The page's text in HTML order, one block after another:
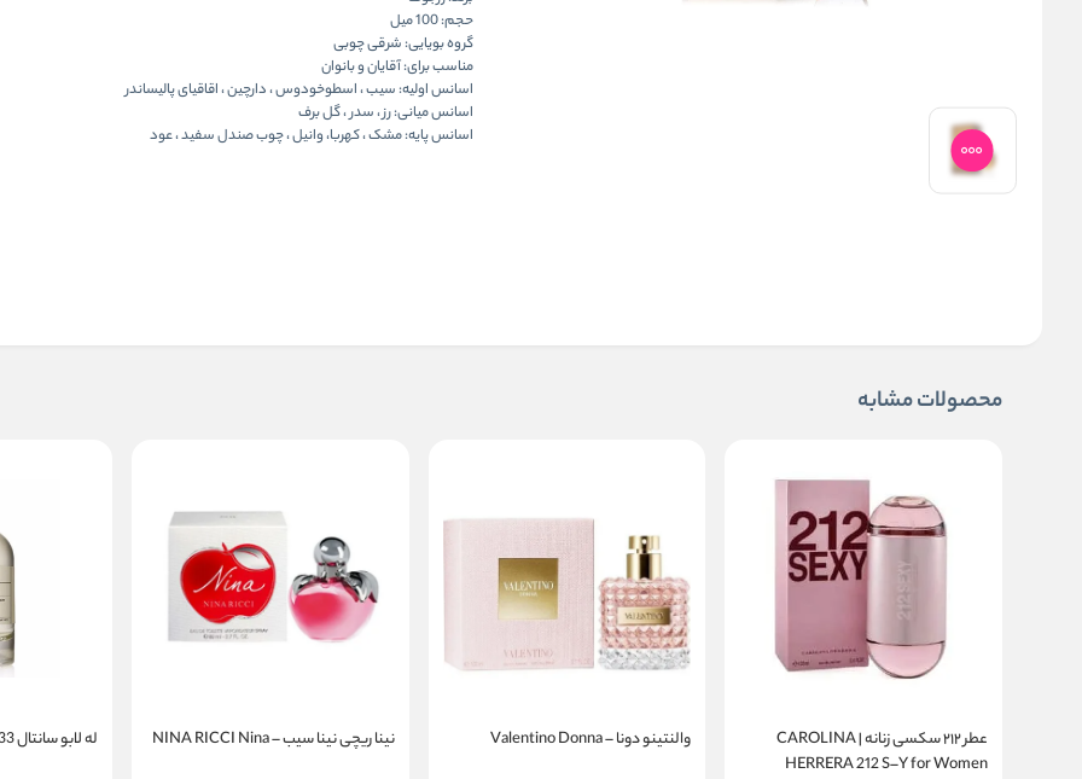
حجم: 100 میل
گروه بویایی: شرقی چوبی
مناسب برای: آقایان و بانوان
اسانس اولیه: سیب ، اسطوخودوس ، دارچین ، اقاقیای پالیساندر
اسانس میانی: رز ، سدر ، گل برف
اسانس پایه: مشک ، کهربا، وانیل ، چوب صندل سفید ، عود
محصولات مشابه
عطر ۲۱۲ سکسی زنانه | CAROLINA
HERRERA 212 S–Y for Women
والنتینو دونا – Valentino Donna نینا ریچی نینا سیب – NINA RICCI Nina له لابو سانتال 33 | LE LABO Santal 33